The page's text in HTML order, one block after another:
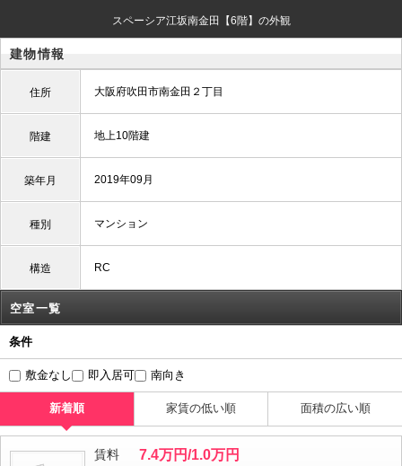
スペーシア江坂南金田【6階】の外観
建物情報
住所 大阪府吹田市南金田２丁目
階建 地上10階建
築年月 2019年09月
種別 マンション
構造 RC
空室一覧
条件
敷金なし 即入居可 南向き
新着順 家賃の低い順 面積の広い順
賃料 7.4万円/1.0万円